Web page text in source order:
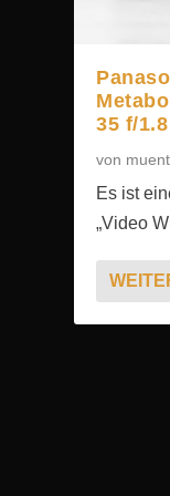
35 f/
von
Es ist
„Video